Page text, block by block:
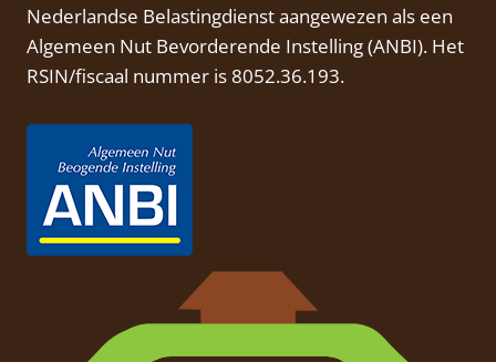
Nederlandse Belastingdienst aangewezen als een
Algemeen Nut Bevorderende Instelling (ANBI). Het
RSIN/fiscaal nummer is 8052.36.193.